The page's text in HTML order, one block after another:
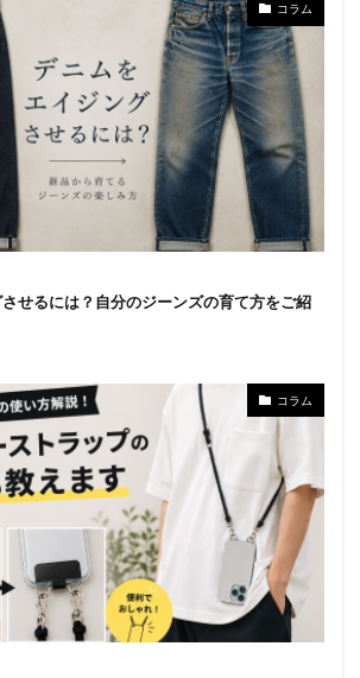
コラム
せるには？自分のジーンズの育て方をご紹
コラム